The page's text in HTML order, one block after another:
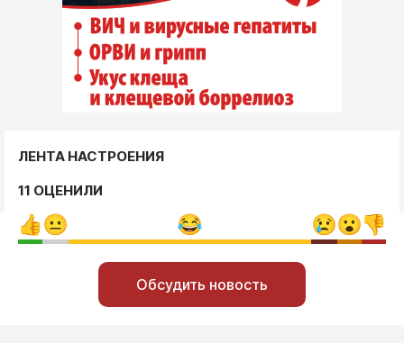
ЛЕНТА НАСТРОЕНИЯ
11 ОЦЕНИЛИ
Обсудить новость